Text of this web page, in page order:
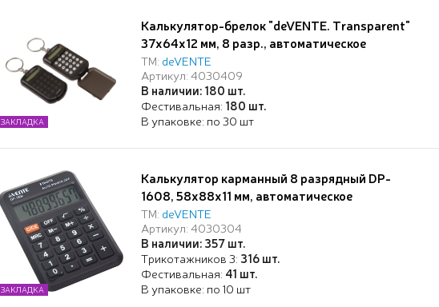
Калькулятор-брелок "deVENTE. Transparent"
37x64x12 мм, 8 разр., автоматическое
вычисление квадратного корня, процентов,
полупрозрачный черный, в блистере с
подвесом
ТМ: deVENTE
Артикул: 4030409
В наличии: 180 шт.
Фестивальная: 180 шт.
В упаковке: по 30 шт
ЗАКЛАДКА
Калькулятор карманный 8 разрядный DP-
1608, 58x88x11 мм, автоматическое
вычисление квадратного корня, процентов,
работа с памятью, черный, в картонной
коробке
ТМ: deVENTE
Артикул: 4030304
В наличии: 357 шт.
Трикотажников 3: 316 шт.
Фестивальная: 41 шт.
В упаковке: по 10 шт
ЗАКЛАДКА